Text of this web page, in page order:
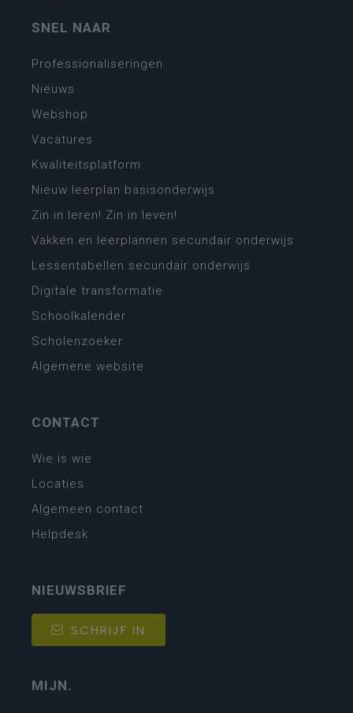
SNEL NAAR
Professionaliseringen
Nieuws
Webshop
Vacatures
Kwaliteitsplatform
Nieuw leerplan basisonderwijs
Zin in leren! Zin in leven!
Vakken en leerplannen secundair onderwijs
Lessentabellen secundair onderwijs
Digitale transformatie
Schoolkalender
Scholenzoeker
Algemene website
CONTACT
Wie is wie
Locaties
Algemeen contact
Helpdesk
NIEUWSBRIEF
SCHRIJF IN
MIJN.